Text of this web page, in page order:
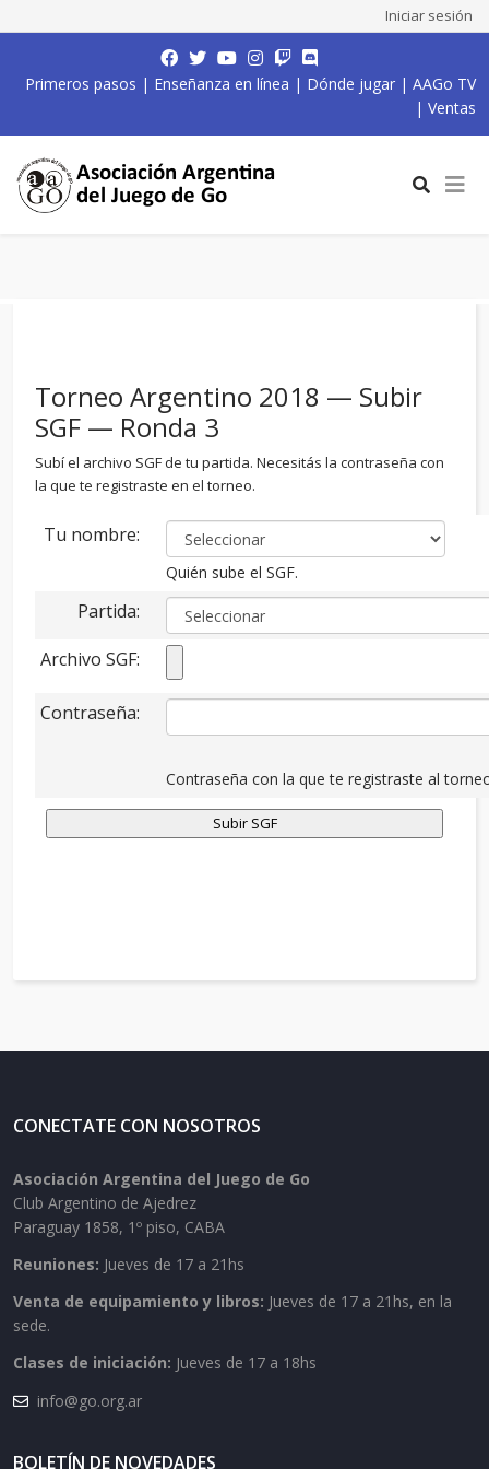
Iniciar sesión
Primeros pasos | Enseñanza en línea | Dónde jugar | AAGo TV
| Ventas
Torneo Argentino 2018 — Subir
SGF — Ronda 3
Subí el archivo SGF de tu partida. Necesitás la contraseña con
la que te registraste en el torneo.
Tu nombre:
Quién sube el SGF.
Partida:
Archivo SGF:
Contraseña:
Contraseña con la que te registraste al
CONECTATE CON NOSOTROS
Asociación Argentina del Juego de Go
Club Argentino de Ajedrez
Paraguay 1858, 1º piso, CABA
Reuniones: Jueves de 17 a 21hs
Venta de equipamiento y libros: Jueves de 17 a 21hs, en la
sede.
Clases de iniciación: Jueves de 17 a 18hs
info@go.org.ar
BOLETÍN DE NOVEDADES